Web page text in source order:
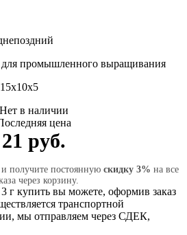
для промышленного выращивания
15x10x5
Нет в наличии
цена
21 руб.
получите постоянную скидку 3% на все
через корзину.
г купить вы можете, оформив заказ
транспортной
мы отправляем через СДЕК,